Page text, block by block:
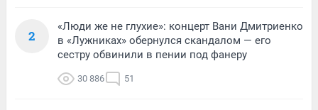
2
«Люди же не глухие»: концерт Вани Дмитриенко
в «Лужниках» обернулся скандалом — его
сестру обвинили в пении под фанеру
30 886 51